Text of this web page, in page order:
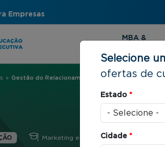
Empresas
MBA &
aqui
» Gestão do Relacionamento em Vendas
Marketing e Vendas
Selecione
ofertas de
Estado *
Cidade *